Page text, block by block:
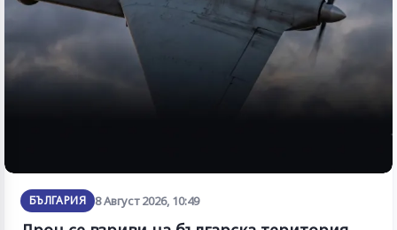
БЪЛГАРИЯ 8 Август 2026, 10:49